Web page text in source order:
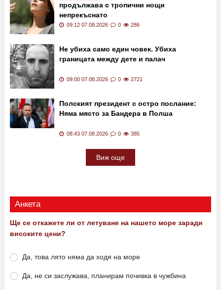
продължава с тропични нощи
непрекъснато
09:12 07.08.2026 0 286
Не убиха само един човек. Убиха
границата между дете и палач
09:00 07.08.2026 0 2721
Полският президент с остро послание:
Няма място за Бандера в Полша
08:43 07.08.2026 0 385
Виж още
Анкета
Ще се откажете ли от летуване на нашето море заради
високите цени?
Да, това лято няма да ходя на море
Да, не си заслужава, планирам почивка в чужбина